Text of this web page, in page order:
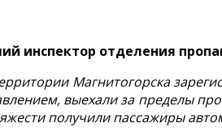
инспектор отделения
Магнитогорска
выехали за пределы
получили пассажиры